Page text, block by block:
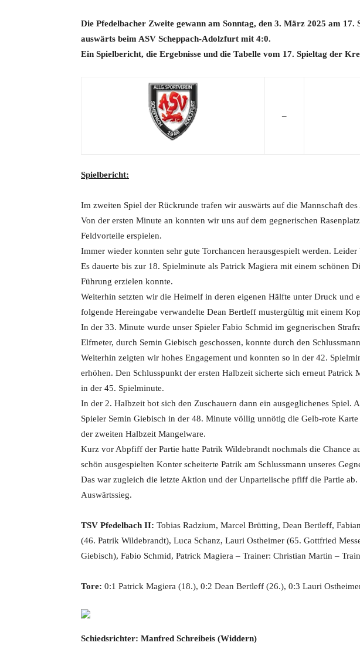
Die Pfedelbacher Zweite gewann am Sonntag, den 3. März 2025 am
auswärts beim ASV Scheppach-Adolzfurt mit 4:0.
Ein Spielbericht, die Ergebnisse und die Tabelle vom 17. Spieltag der
–
Spielbericht:
Im zweiten Spiel der Rückrunde trafen wir auswärts auf die Mannschaft
Von der ersten Minute an konnten wir uns auf dem gegnerischen
Feldvorteile erspielen.
Immer wieder konnten sehr gute Torchancen herausgespielt werden.
Es dauerte bis zur 18. Spielminute als Patrick Magiera mit einem schönen
Führung erzielen konnte.
Weiterhin setzten wir die Heimelf in deren eigenen Hälfte unter Druck und
folgende Hereingabe verwandelte Dean Bertleff mustergültig mit einem
In der 33. Minute wurde unser Spieler Fabio Schmid im gegnerischen
Elfmeter, durch Semin Giebisch geschossen, konnte durch den
Weiterhin zeigten wir hohes Engagement und konnten so in der 42.
erhöhen. Den Schlusspunkt der ersten Halbzeit sicherte sich erneut Patrick
in der 45. Spielminute.
In der 2. Halbzeit bot sich den Zuschauern dann ein ausgeglichenes Spiel.
Spieler Semin Giebisch in der 48. Minute völlig unnötig die Gelb-rote
der zweiten Halbzeit Mangelware.
Kurz vor Abpfiff der Partie hatte Patrik Wildebrandt nochmals die Chance
schön ausgespielten Konter scheiterte Patrik am Schlussmann unseres
Das war zugleich die letzte Aktion und der Unparteiische pfiff die Partie
Auswärtssieg.
TSV Pfedelbach II: Tobias Radzium, Marcel Brütting, Dean Bertleff,
(46. Patrik Wildebrandt), Luca Schanz, Lauri Ostheimer (65. Gottfried
Giebisch), Fabio Schmid, Patrick Magiera – Trainer: Christian Martin –
Tore: 0:1 Patrick Magiera (18.), 0:2 Dean Bertleff (26.), 0:3 Lauri
Schiedsrichter: Manfred Schreibeis (Widdern)